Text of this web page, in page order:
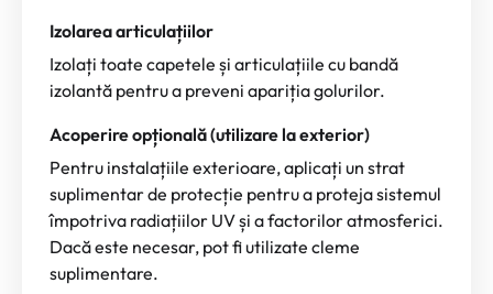
Izolarea articulațiilor
Izolați toate capetele și articulațiile cu bandă
izolantă pentru a preveni apariția golurilor.
Acoperire opțională (utilizare la exterior)
Pentru instalațiile exterioare, aplicați un strat
suplimentar de protecție pentru a proteja sistemul
împotriva radiațiilor UV și a factorilor atmosferici.
Dacă este necesar, pot fi utilizate cleme
suplimentare.